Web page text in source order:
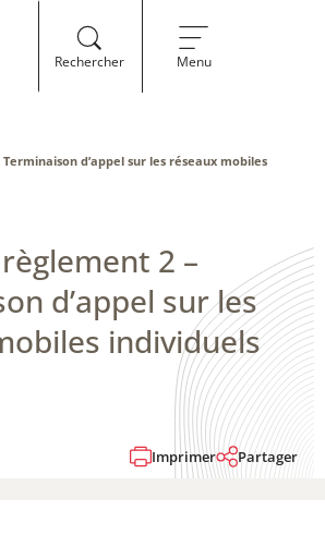
Rechercher Menu
d’appel sur les réseaux mobiles
2 –
d’appel sur les
individuels
Imprimer Partager